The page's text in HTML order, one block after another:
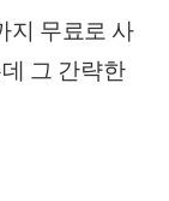
지 무료로 사
그 간략한